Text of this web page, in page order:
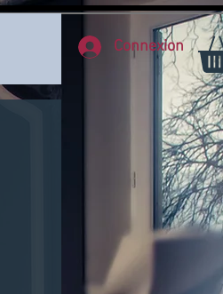
Connexion